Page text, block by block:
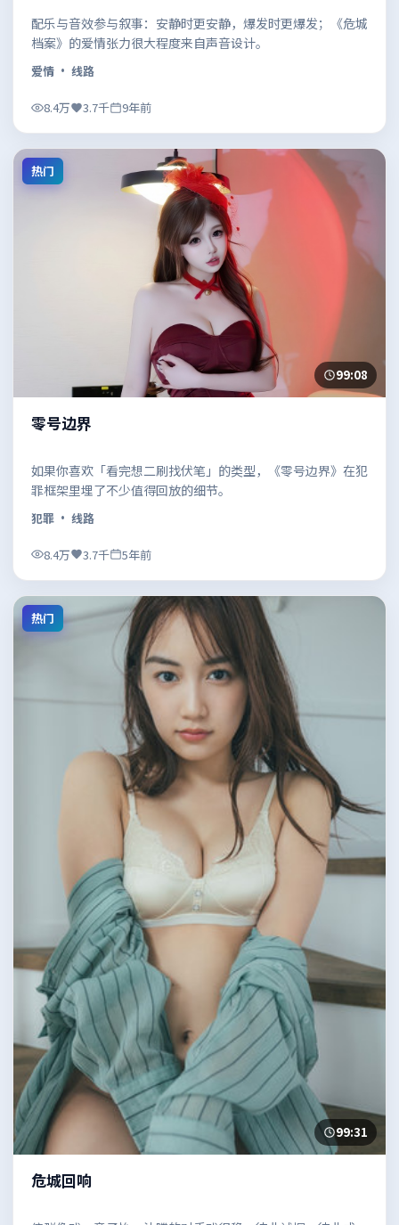
配乐与音效参与叙事：安静时更安静，爆发时更爆发；《危城
档案》的爱情张力很大程度来自声音设计。
爱情 · 线路
8.4万 3.7千 9年前
热门
99:08
零号边界
如果你喜欢「看完想二刷找伏笔」的类型，《零号边界》在犯
罪框架里埋了不少值得回放的细节。
犯罪 · 线路
8.4万 3.7千 5年前
热门
99:31
危城回响